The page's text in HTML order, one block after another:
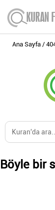
Ana Sayfa
Böyle bir